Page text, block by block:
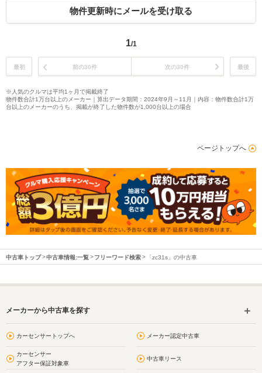
物件更新時にメールを受け取る
1/1
最初 前の30件 次の30件 最後
※人気のクルマは平均1ヶ月で掲載終了
物件数合計1万台以上のメーカー｜算出データ期間：2024年9月～11月｜内容：物件数合計1万
台以上のメーカーのうち、掲載が終了した物件数が1,000台以上の場合
ページトップへ
中古車トップ 中古車情報:一覧 フリーワード検索 「zc31s」の中古車
メーカーから中古車を探す
カーセンサートップへ メーカー認定中古車
カーセンサー
アフター保証対象車
中古車リース